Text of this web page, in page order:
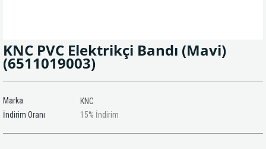
KNC PVC Elektrikçi Bandı (Mavi)
(6511019003)
Marka
KNC
İndirim Oranı
%
15 İndirim